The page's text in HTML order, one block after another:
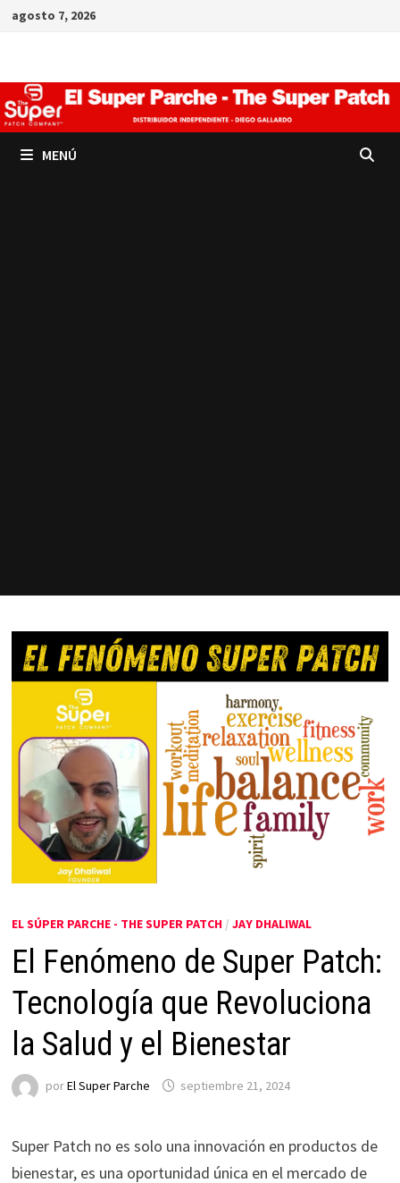
Saltar
agosto 7, 2026
MENÚ
EL SÚPER PARCHE - THE SUPER PATCH/ JAY DHALIWAL
El Fenómeno de Super Patch:
Tecnología que Revoluciona
la Salud y el Bienestar
porEl Super Parche septiembre 21, 2024
Super Patch no es solo una innovación en productos de
bienestar, es una oportunidad única en el mercado de